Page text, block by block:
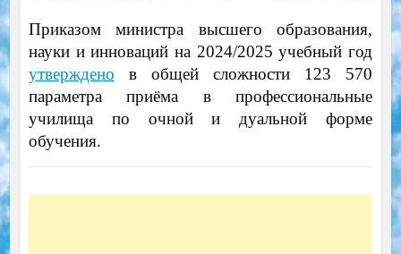
Приказом министра высшего образования,
науки и инноваций на 2024/2025 учебный год
утверждено в общей сложности 123 570
параметра приёма в профессиональные
училища по очной и дуальной форме
обучения.